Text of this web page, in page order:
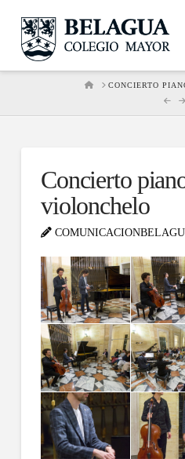
HOMECONCIERTO
Concierto
violonchelo